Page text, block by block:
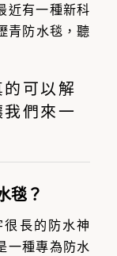
近有一種新科
防水毯，聽
可以解
們來一
毯？
長的防水神
一種專為防水